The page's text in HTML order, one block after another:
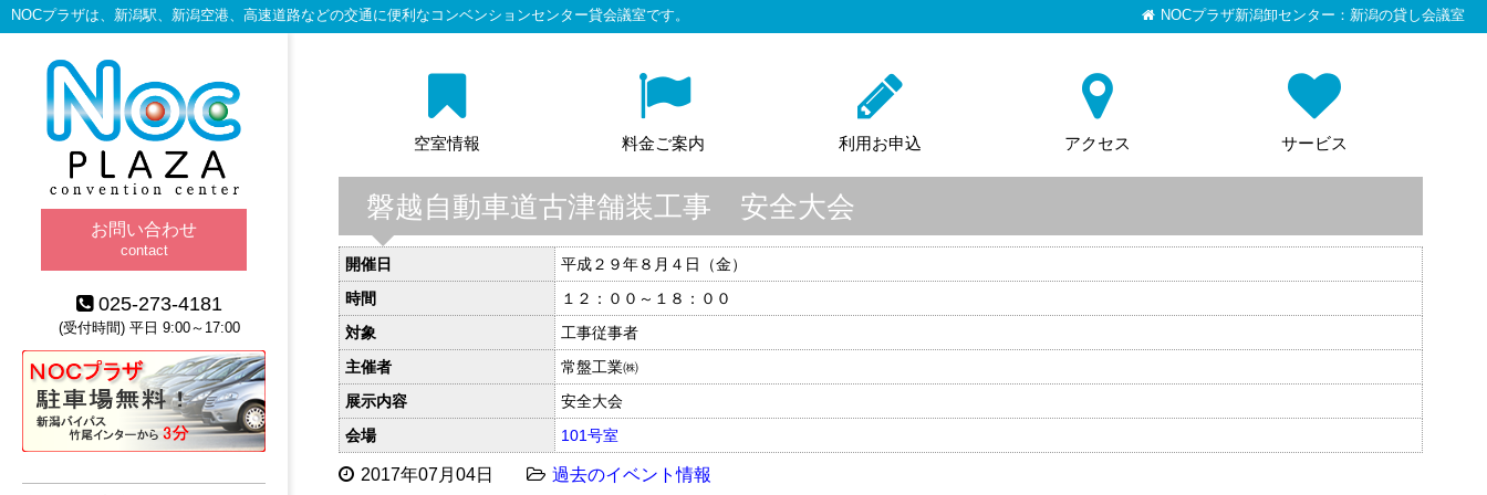
NOCプラザは、新潟駅、新潟空港、高速道路などの交通に便利なコンベンションセンター貸会議室です。 NOCプラザ新潟卸センター：新潟の貸し会議室
空室情報 料金ご案内 利用お申込 アクセス サービス
磐越自動車道古津舗装工事 安全大会
開催日
平成２９年８月４日（金）
時間
１２：００～１８：００
対象
工事従事者
主催者
常盤工業㈱
展示内容
安全大会
会場
101号室
2017年07月04日 過去のイベント情報
お問い合わせ
contact
025-273-4181
(受付時間) 平日 9:00～17:00